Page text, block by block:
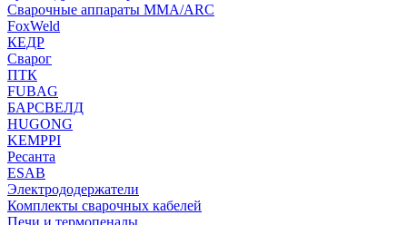
Сварочные аппараты MMA/ARC
FoxWeld
КЕДР
Сварог
ПТК
FUBAG
БАРСВЕЛД
HUGONG
KEMPPI
Ресанта
ESAB
Электрододержатели
Комплекты сварочных кабелей
Печи и термопеналы